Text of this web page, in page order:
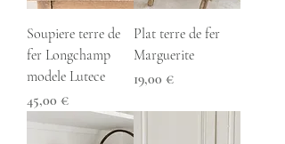
Soupiere terre de
fer Longchamp
modele Lutece
Prix
45,00 €
Plat terre de fer
Marguerite
Prix
19,00 €